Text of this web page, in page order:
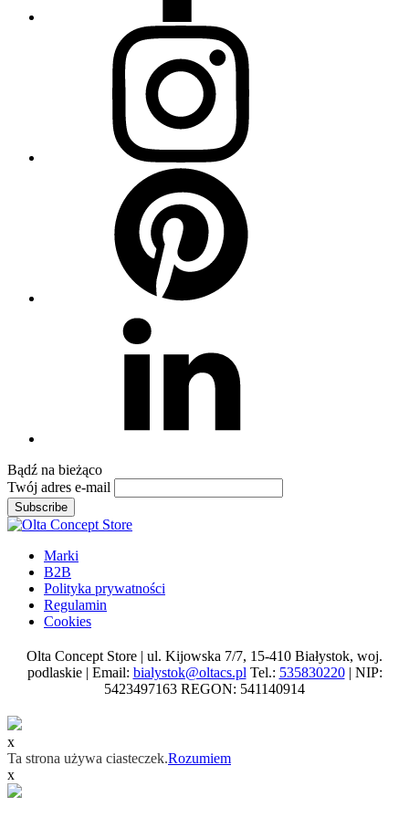
Bądź na bieżąco
Twój adres e-mail
Subscribe
Marki
B2B
Polityka prywatności
Regulamin
Cookies
Olta Concept Store | ul. Kijowska 7/7, 15-410 Białystok, woj.
podlaskie | Email: bialystok@oltacs.pl Tel.: 535830220| NIP:
5423497163 REGON: 541140914
x
Ta strona używa ciasteczek.Rozumiem
x